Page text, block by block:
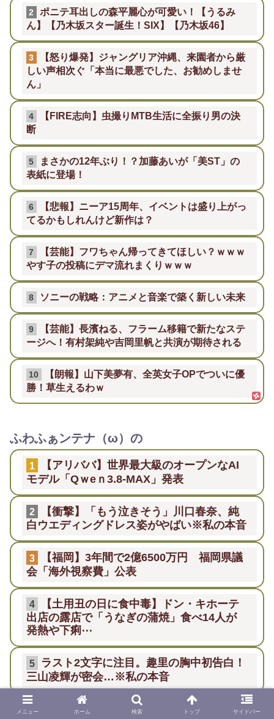
2
ポニテ耳出しの森平麗心が可愛い！【うるみ
ん】【乃木坂スター誕生！SIX】【乃木坂46】
3
【怒り爆発】ジャングリア沖縄、来園者から厳
しい声相次ぐ「本当に最悪でした、お勧めしませ
ん」
4
【FIRE志向】虫撮りMTB生活に全振り男の決
断
5
まさかの12年ぶり！？加藤あいが「美ST」の
表紙に登場！
6
【悲報】ニーア15周年、イベントは盛り上がっ
てるかもしれんけど新作は？
7
【芸能】フワちゃん帰ってきてほしい？ｗｗｗ
やす子の投稿にデマ流れまくりｗｗｗ
8 ソニーの戦略：アニメと音楽で築く新しい未来
9
【芸能】長濱ねる、フラーム移籍で新たなステ
ージへ！有村架純や吉岡里帆と共演が期待される
10
【朗報】山下美夢有、全英女子OPでついに優
勝！草生えるわｗ
ふわふぁンテナ（ω）の
1
【アリババ】世界最大級のオープンなAI
モデル「Qｗeｎ3.8-MAX」発表
2
【衝撃】「もう泣きそう」川口春奈、純
白ウエディングドレス姿がやばい※私の本音
3
【福岡】3年間で2億6500万円 福岡県議
会「海外視察費」公表
4
【土用丑の日に食中毒】ドン・キホーテ
出店の露店で「うなぎの蒲焼」食べ14人が
発熱や下痢⋯
5
ラスト2文字に注目。趣里の胸中初告白！
三山凌輝が密会…※私の本音
6
拓跋国家⇒ 「北魏以来の北朝から、隋・
メニュー ホーム 検索 トップ サイドバー